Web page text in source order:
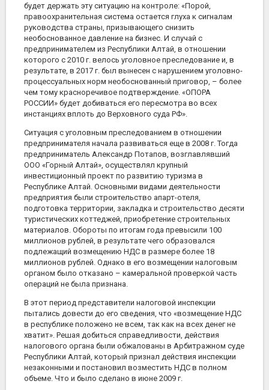
будет держать эту ситуацию на контроле: «Порой,
правоохранительная система остается глуха к сигналам
руководства страны, призывающего снизить
необоснованное давление на бизнес. И случай с
предпринимателем из Республики Алтай, в отношении
которого с 2010 г. велось уголовное преследование и, в
результате, в 2017 г. был вынесен с нарушением уголовно-
процессуальных норм необоснованный приговор, – более
чем тому красноречивое подтверждение. «ОПОРА
РОССИИ» будет добиваться его пересмотра во всех
инстанциях вплоть до Верховного суда РФ».
Ситуация с уголовным преследованием в отношении
предпринимателя начала развиваться еще в 2008 г. Тогда
предприниматель Александр Потапов, возглавлявший
ООО «Горный Алтай», осуществлял крупный
инвестиционный проект по развитию туризма в
Республике Алтай. Основными видами деятельности
предприятия были строительство апарт-отеля,
подготовка территории, закладка и строительство десяти
туристических коттеджей, приобретение строительных
материалов. Обороты по итогам года превысили 100
миллионов рублей, в результате чего образовался
подлежащий возмещению НДС в размере более 18
миллионов рублей. Однако в его возмещении налоговым
органом было отказано – камеральной проверкой часть
операций не была признана.
В этот период представители налоговой инспекции
пытались довести до его сведения, что «возмещение НДС
в республике положено не всем, так как на всех денег не
хватит». Решая добиться справедливости, действия
налогового органа были обжалованы в Арбитражном суде
Республики Алтай, который признал действия инспекции
незаконными и постановил возместить НДС в полном
объеме. Что и было сделано в июне 2009 г.